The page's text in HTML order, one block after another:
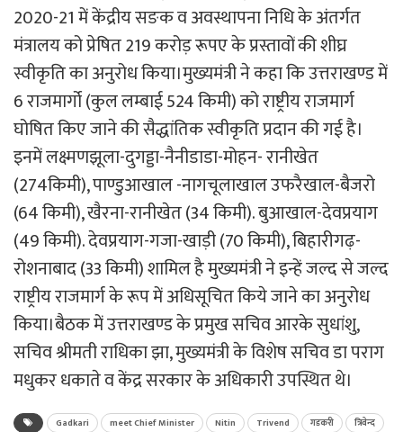
2020-21 में केंद्रीय सङक व अवस्थापना निधि के अंतर्गत
मंत्रालय को प्रेषित 219 करोड़ रूपए के प्रस्तावों की शीघ्र
स्वीकृति का अनुरोध किया।मुख्यमंत्री ने कहा कि उत्तराखण्ड में
6 राजमार्गो (कुल लम्बाई 524 किमी) को राष्ट्रीय राजमार्ग
घोषित किए जाने की सैद्धांतिक स्वीकृति प्रदान की गई है।
इनमें लक्ष्मणझूला-दुगड्डा-नैनीडाडा-मोहन- रानीखेत
(274किमी), पाण्डुआखाल -नागचूलाखाल उफरैखाल-बैजरो
(64 किमी), खैरना-रानीखेत (34 किमी). बुआखाल-देवप्रयाग
(49 किमी). देवप्रयाग-गजा-खाड़ी (70 किमी), बिहारीगढ़-
रोशनाबाद (33 किमी) शामिल है मुख्यमंत्री ने इन्हें जल्द से जल्द
राष्ट्रीय राजमार्ग के रूप में अधिसूचित किये जाने का अनुरोध
किया।बैठक में उत्तराखण्ड के प्रमुख सचिव आरके सुधांशु,
सचिव श्रीमती राधिका झा, मुख्यमंत्री के विशेष सचिव डा पराग
मधुकर धकाते व केंद्र सरकार के अधिकारी उपस्थित थे।
Gadkari meet Chief Minister Nitin Trivend गडकरी
त्रिवेन्द